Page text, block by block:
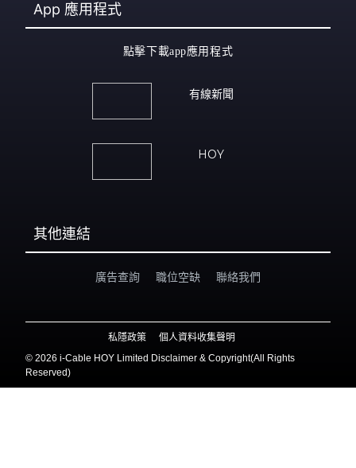
App 應用程式
點擊下載app應用程式
有線新聞
HOY
其他連結
廣告查詢 職位空缺 聯絡我們
私隱政策
個人資料收集聲明
© 2026 i-Cable HOY Limited Disclaimer & Copyright(All Rights
Reserved)